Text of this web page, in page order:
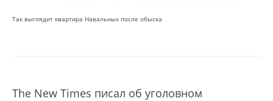
Так выглядит квартира Навальных после обыска
The New Times писал об уголовном